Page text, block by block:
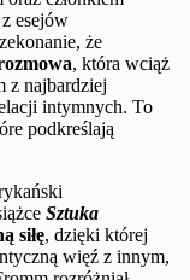
esejów
że
, która wciąż
z najbardziej
intymnych. To
podkreślają
Sztuka
siłę, dzięki której
więź z innym,